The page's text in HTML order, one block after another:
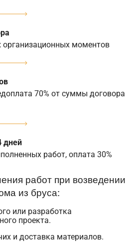
организационных моментов
70% от суммы договора
дней
работ, оплата 30%
работ при возведении
из бруса:
или разработка
проекта.
и доставка материалов.